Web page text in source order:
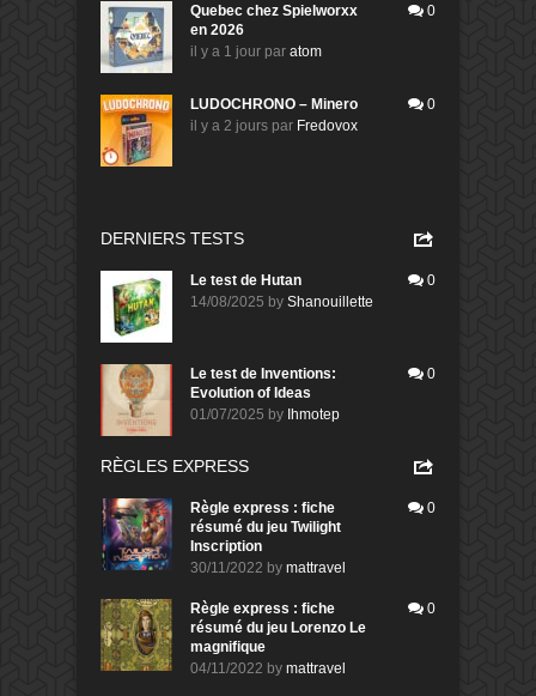
Quebec chez Spielworxx
en 2026
il y a 1 jour par atom
0
LUDOCHRONO – Minero
il y a 2 jours par Fredovox
0
DERNIERS TESTS
Le test de Hutan
14/08/2025 by Shanouillette
0
Le test de Inventions:
Evolution of Ideas
01/07/2025 by Ihmotep
0
RÈGLES EXPRESS
Règle express : fiche
résumé du jeu Twilight
Inscription
30/11/2022 by mattravel
0
Règle express : fiche
résumé du jeu Lorenzo Le
magnifique
04/11/2022 by mattravel
0